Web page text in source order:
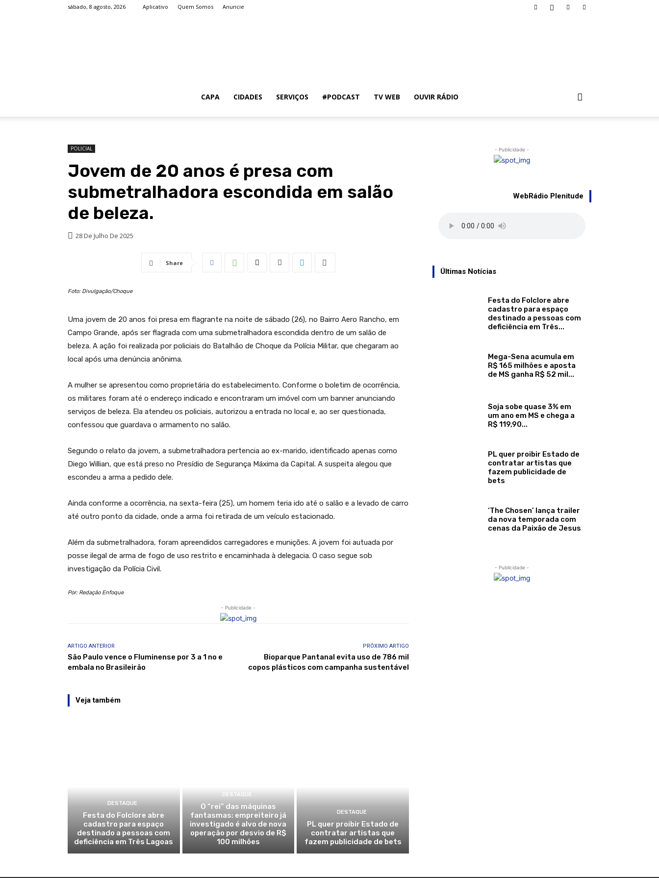
sábado, 8 agosto, 2026 Aplicativo Quem Somos Anuncie
CAPA CIDADES SERVIÇOS #PODCAST TV WEB OUVIR RÁDIO
POLICIAL
Jovem de 20 anos é presa com
submetralhadora escondida em salão
de beleza.
28 De Julho De 2025
Share
Foto: Divulgação/Choque
Uma jovem de 20 anos foi presa em flagrante na noite de sábado (26), no Bairro Aero Rancho, em
Campo Grande, após ser flagrada com uma submetralhadora escondida dentro de um salão de
beleza. A ação foi realizada por policiais do Batalhão de Choque da Polícia Militar, que chegaram ao
local após uma denúncia anônima.
A mulher se apresentou como proprietária do estabelecimento. Conforme o boletim de ocorrência,
os militares foram até o endereço indicado e encontraram um imóvel com um banner anunciando
serviços de beleza. Ela atendeu os policiais, autorizou a entrada no local e, ao ser questionada,
confessou que guardava o armamento no salão.
Segundo o relato da jovem, a submetralhadora pertencia ao ex-marido, identificado apenas como
Diego Willian, que está preso no Presídio de Segurança Máxima da Capital. A suspeita alegou que
escondeu a arma a pedido dele.
Ainda conforme a ocorrência, na sexta-feira (25), um homem teria ido até o salão e a levado de carro
até outro ponto da cidade, onde a arma foi retirada de um veículo estacionado.
Além da submetralhadora, foram apreendidos carregadores e munições. A jovem foi autuada por
posse ilegal de arma de fogo de uso restrito e encaminhada à delegacia. O caso segue sob
investigação da Polícia Civil.
Por: Redação Enfoque
- Publicidade -
ARTIGO ANTERIOR
São Paulo vence o Fluminense por 3 a 1 no e
embala no Brasileirão
PRÓXIMO ARTIGO
Bioparque Pantanal evita uso de 786 mil
copos plásticos com campanha sustentável
Veja também
DESTAQUE
Festa do Folclore abre
cadastro para espaço
destinado a pessoas com
deficiência em Três Lagoas
DESTAQUE
O “rei” das máquinas
fantasmas: empreiteiro já
investigado é alvo de nova
operação por desvio de R$
100 milhões
DESTAQUE
PL quer proibir Estado de
contratar artistas que
fazem publicidade de bets
- Publicidade -
WebRádio Plenitude
Últimas Notícias
Festa do Folclore abre
cadastro para espaço
destinado a pessoas com
deficiência em Três...
Mega-Sena acumula em
R$ 165 milhões e aposta
de MS ganha R$ 52 mil...
Soja sobe quase 3% em
um ano em MS e chega a
R$ 119,90...
PL quer proibir Estado de
contratar artistas que
fazem publicidade de
bets
‘The Chosen’ lança trailer
da nova temporada com
cenas da Paixão de Jesus
- Publicidade -